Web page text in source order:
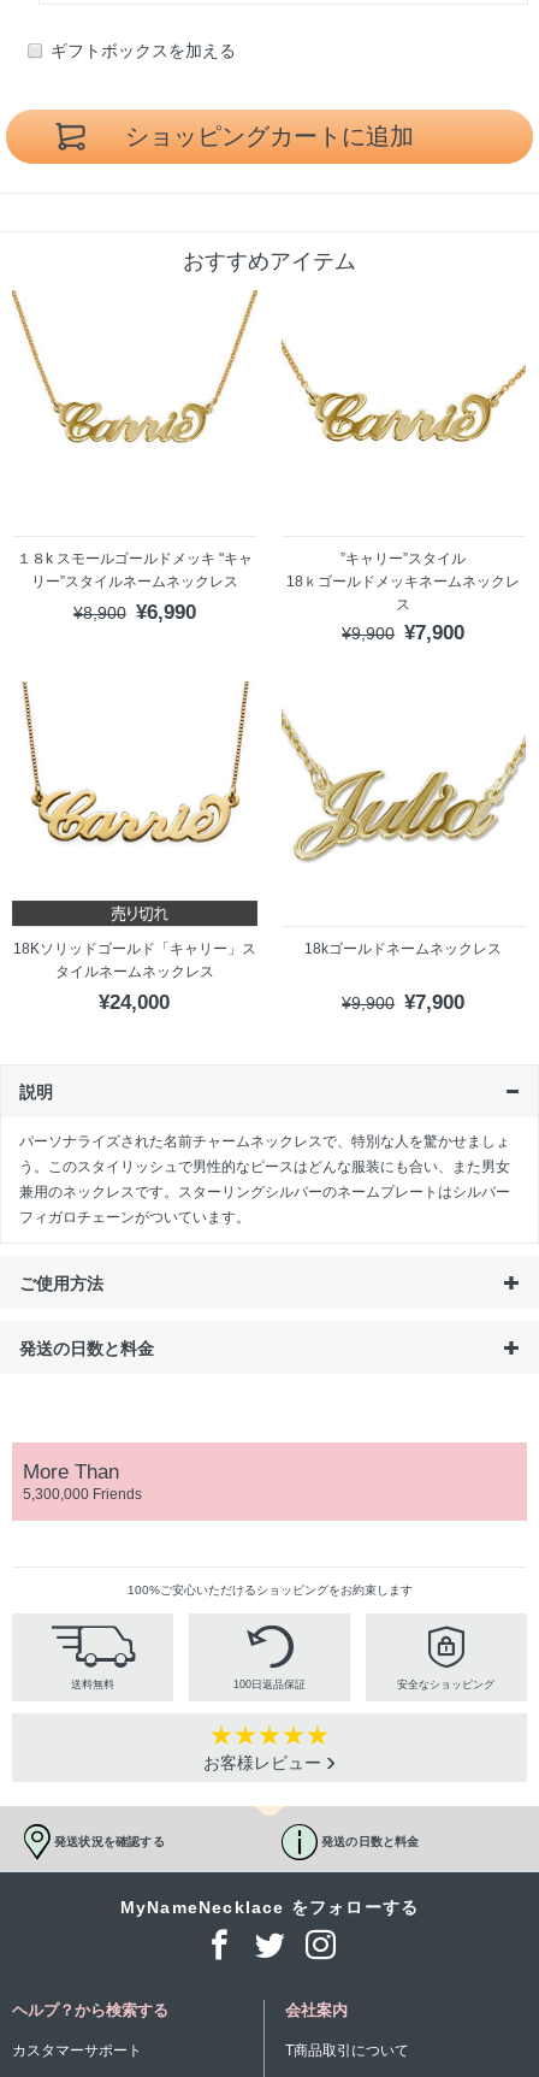
ギフトボックスを加える
おすすめアイテム
１８k スモールゴールドメッキ "キャ
リー”スタイルネームネックレス
¥8,900 ¥6,990
”キャリー”スタイル
18ｋゴールドメッキネームネックレ
ス
¥9,900 ¥7,900
18Kソリッドゴールド「キャリー」ス
タイルネームネックレス
¥24,000
18kゴールドネームネックレス
¥9,900 ¥7,900
説明
パーソナライズされた名前チャームネックレスで、特別な人を驚かせましょ
う。このスタイリッシュで男性的なピースはどんな服装にも合い、また男女
兼用のネックレスです。スターリングシルバーのネームプレートはシルバー
フィガロチェーンがついています。
ご使用方法
発送の日数と料金
More Than
5,300,000 Friends
100%ご安心いただけるショッピングをお約束します
送料無料 100日返品保証 安全なショッピング
お客様レビュー
発送状況を確認する 発送の日数と料金
MyNameNecklace をフォローする
ヘルプ？から検索する
カスタマーサポート
会社案内
T商品取引について